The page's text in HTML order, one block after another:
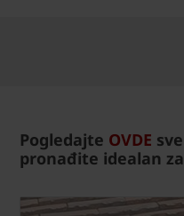
Pogledajte OVDE
pronađite idealan